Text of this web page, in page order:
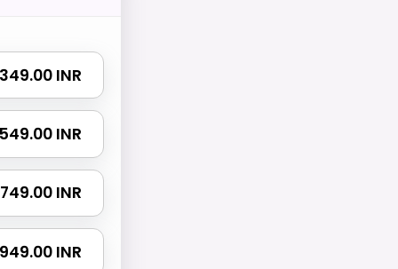
349.00 INR
549.00 INR
749.00 INR
949.00 INR